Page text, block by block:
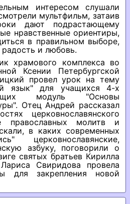
интересом слушали
мультфильм, затаив
дают подрастающему
нравственные ориентиры,
в правильном выборе,
и любовь.
храмового комплекса во
Ксении Петербургской
провел урок на тему
язык" для учащихся 4-х
модуль "Основы
Отец Андрей рассказал
церковнославянского
православных молитв и
в каких современных
церковнославянские,
азбуку, поговорили о
святых братьев Кирилла
Свиридова провела
для закрепления новой